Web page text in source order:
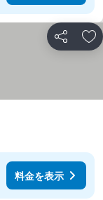
シェア お
料金を表示